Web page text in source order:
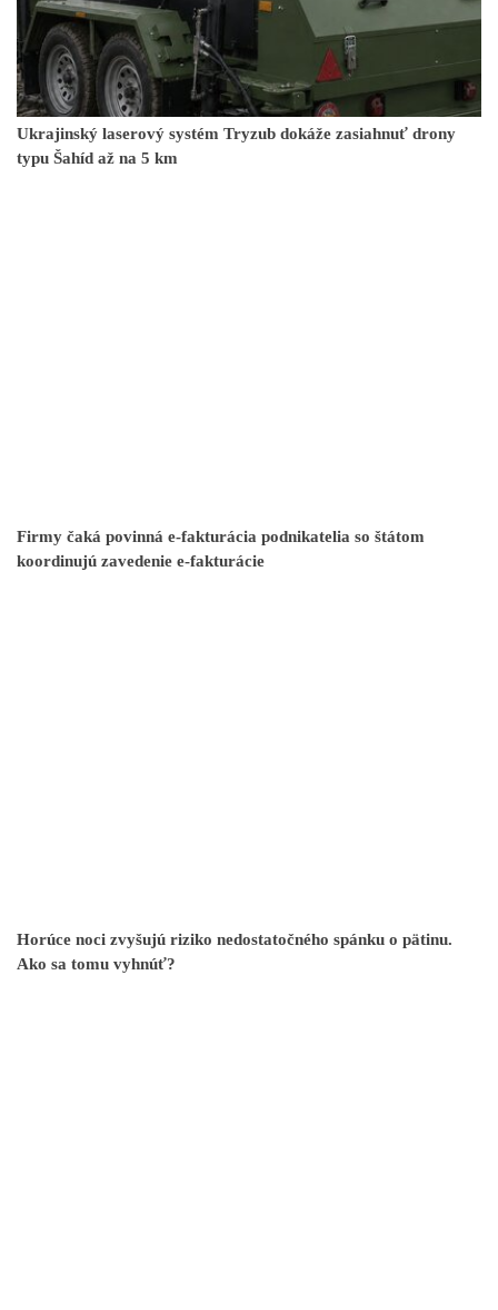
Ukrajinský laserový systém Tryzub dokáže zasiahnuť drony
typu Šahíd až na 5 km
Firmy čaká povinná e-fakturácia podnikatelia so štátom
koordinujú zavedenie e-fakturácie
Horúce noci zvyšujú riziko nedostatočného spánku o pätinu.
Ako sa tomu vyhnúť?